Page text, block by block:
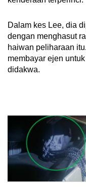
Dalam kes Lee, dia
dengan menghasut
haiwan peliharaan
membayar ejen
didakwa.